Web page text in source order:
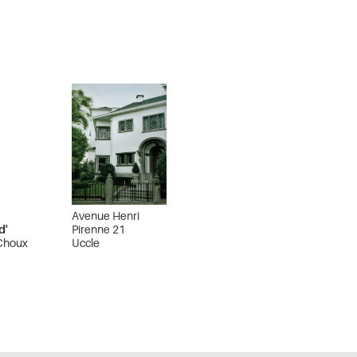
Avenue Henri
Pirenne 21
Uccle